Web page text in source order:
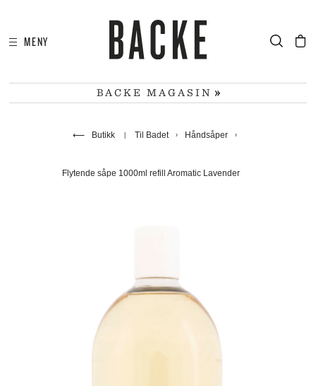
MENY
BACKE MAGASIN
⟵ Butikk Til Badet Håndsåper
Flytende såpe 1000ml refill Aromatic Lavender